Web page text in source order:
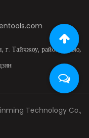
г. Тайчжоу, район Лучяо,
Technology Co.,